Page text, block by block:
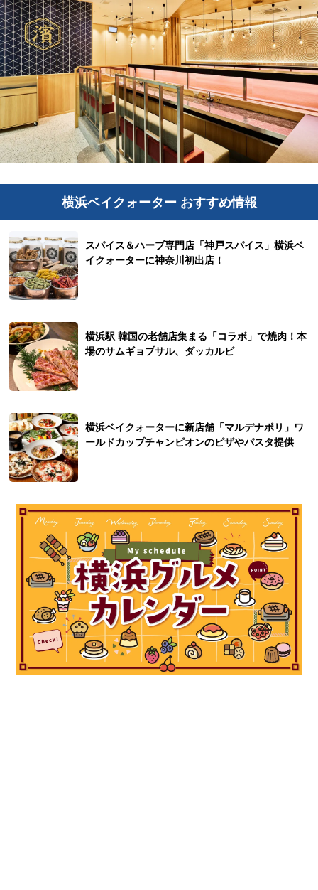
横浜ベイクォーター おすすめ情報
スパイス＆ハーブ専門店「神戸スパイス」横浜ベ
イクォーターに神奈川初出店！
横浜駅 韓国の老舗店集まる「コラボ」で焼肉！本
場のサムギョプサル、ダッカルビ
横浜ベイクォーターに新店舗「マルデナポリ」ワ
ールドカップチャンピオンのピザやパスタ提供